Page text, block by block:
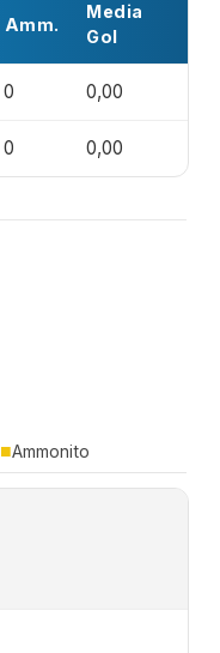
Amm.
Media
Gol
0 0,00
0 0,00
■Ammonito